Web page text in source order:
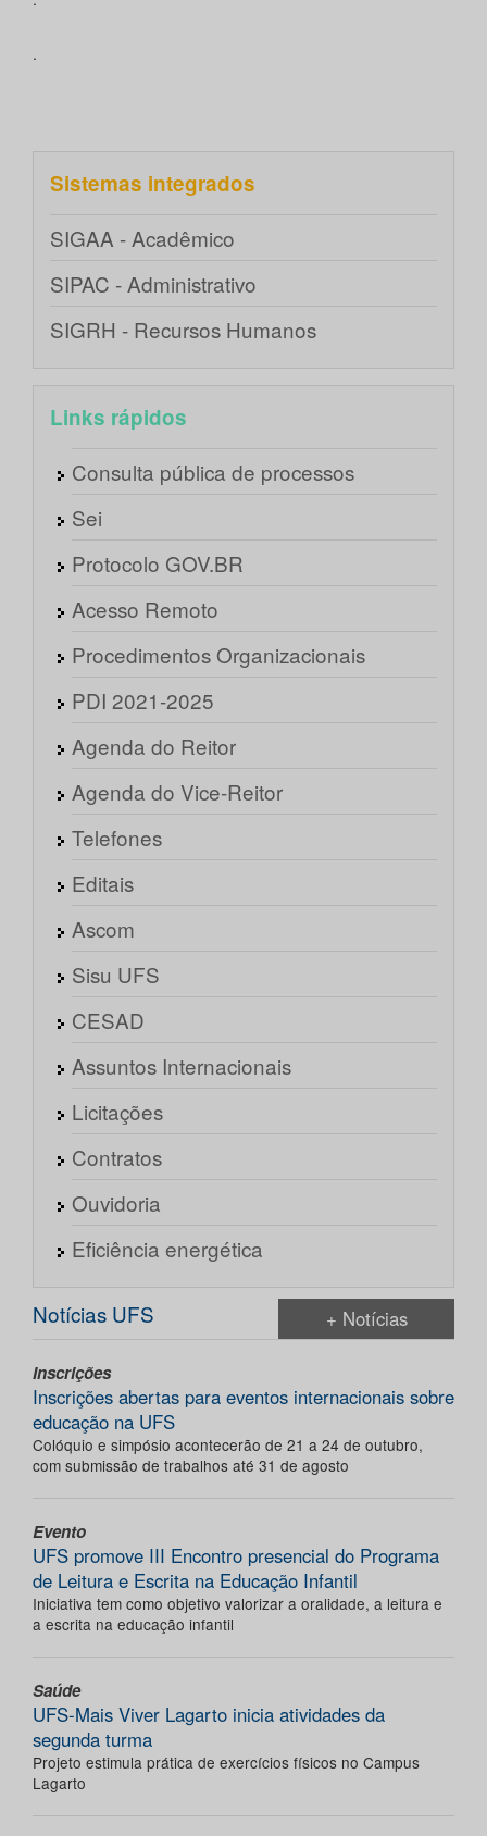
.
Sistemas integrados
SIGAA - Acadêmico
SIPAC - Administrativo
SIGRH - Recursos Humanos
Links rápidos
Consulta pública de processos
Sei
Protocolo GOV.BR
Acesso Remoto
Procedimentos Organizacionais
PDI 2021-2025
Agenda do Reitor
Agenda do Vice-Reitor
Telefones
Editais
Ascom
Sisu UFS
CESAD
Assuntos Internacionais
Licitações
Contratos
Ouvidoria
Eficiência energética
Notícias UFS + Notícias
Inscrições
Inscrições abertas para eventos internacionais sobre
educação na UFS
Colóquio e simpósio acontecerão de 21 a 24 de outubro,
com submissão de trabalhos até 31 de agosto
Evento
UFS promove III Encontro presencial do Programa
de Leitura e Escrita na Educação Infantil
Iniciativa tem como objetivo valorizar a oralidade, a leitura e
a escrita na educação infantil
Saúde
UFS-Mais Viver Lagarto inicia atividades da
segunda turma
Projeto estimula prática de exercícios físicos no Campus
Lagarto